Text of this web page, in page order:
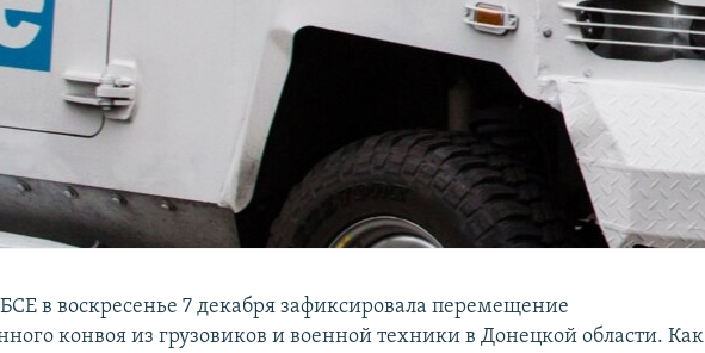
в воскресенье 7 декабря зафиксировала перемещение
конвоя из грузовиков и военной техники в Донецкой области. Как